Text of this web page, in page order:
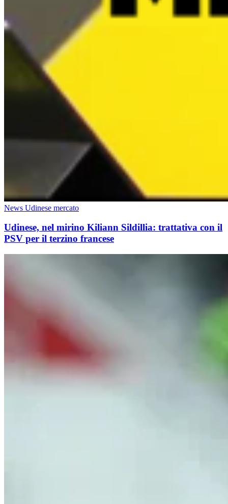
News Udinese mercato
Udinese, nel mirino Kiliann Sildillia: trattativa con il
PSV per il terzino francese